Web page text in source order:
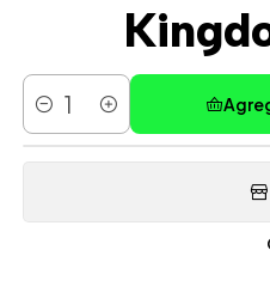
Cantidad